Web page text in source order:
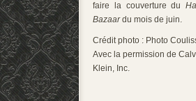
faire la couverture du
Bazaardu mois de juin.
Crédit photo : Photo
Avec la permission de
Klein, Inc.